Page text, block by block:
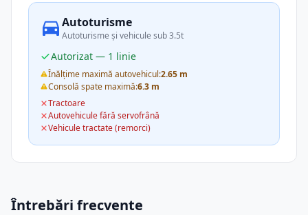
Autoturisme
Autoturisme și vehicule sub 3.5t
Autorizat — 1 linie
Înălțime maximă autovehicul:2.65 m
Consolă spate maximă:6.3 m
Tractoare
Autovehicule fără servofrână
Vehicule tractate (remorci)
Întrebări frecvente